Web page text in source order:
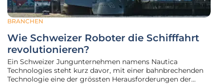
BRANCHEN
Wie Schweizer Roboter die Schifffahrt
revolutionieren?
Ein Schweizer Jungunternehmen namens Nautica
Technologies steht kurz davor, mit einer bahnbrechenden
Technologie eine der grössten Herausforderungen der